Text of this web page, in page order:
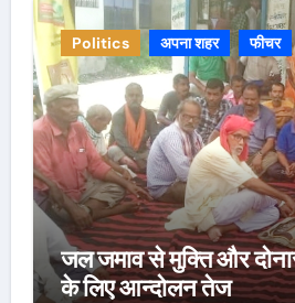
Politics अपना शहर फीचर
जल जमाव से मुक्ति और
के लिए आन्दोलन तेज